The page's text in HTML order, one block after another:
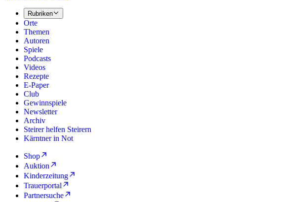
Rubriken
Orte
Themen
Autoren
Spiele
Podcasts
Videos
Rezepte
E-Paper
Club
Gewinnspiele
Newsletter
Archiv
Steirer helfen Steirern
Kärntner in Not
Shop
Auktion
Kinderzeitung
Trauerportal
Partnersuche